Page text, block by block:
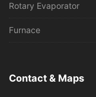
Rotary Evaporator
Furnace
Contact & Maps